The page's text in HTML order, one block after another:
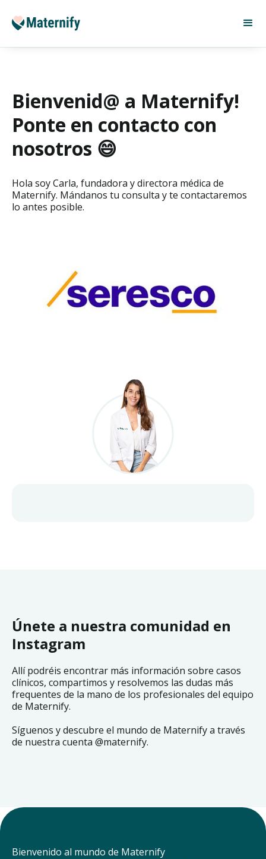
Bienvenid@ a Maternify!
Ponte en contacto con
nosotros 😄
Hola soy Carla, fundadora y directora médica de
Maternify. Mándanos tu consulta y te contactaremos
lo antes posible.
Únete a nuestra comunidad en
Instagram
Allí podréis encontrar más información sobre casos
clínicos, compartimos y resolvemos las dudas más
frequentes de la mano de los profesionales del equipo
de Maternify.
Síguenos y descubre el mundo de Maternify a través
de nuestra cuenta @maternify.
Bienvenido al mundo de Maternify